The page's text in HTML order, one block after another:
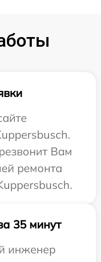
Вам
ремонта
35 минут
инженер